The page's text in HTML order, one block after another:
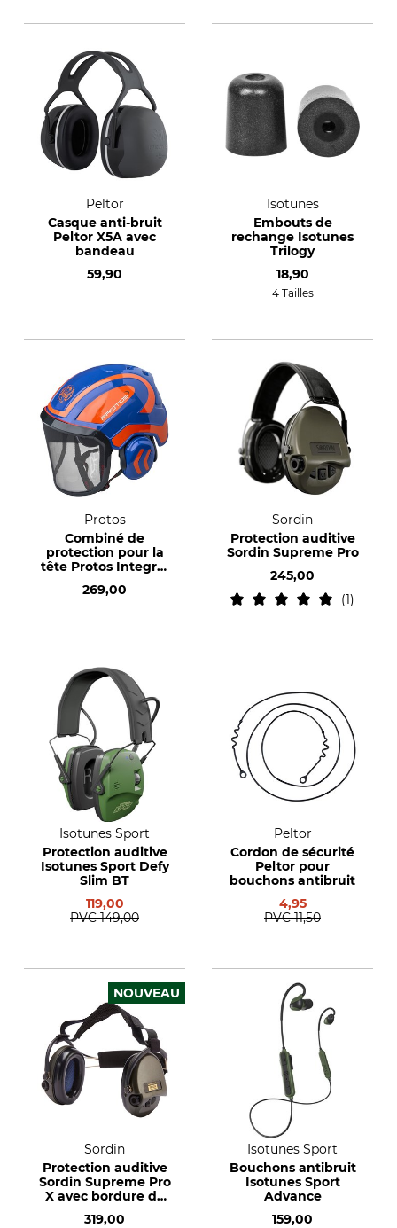
Peltor
Casque anti-bruit
Peltor X5A avec
bandeau
59,90
Isotunes
Embouts de
rechange Isotunes
Trilogy
18,90
4 Tailles
Protos
Combiné de
protection pour la
tête Protos Integral
269,00
Sordin
Protection auditive
Sordin Supreme Pro
245,00
1
Isotunes Sport
Protection auditive
Isotunes Sport Defy
Slim BT
119,00
PVC 149,00
Peltor
Cordon de sécurité
Peltor pour
bouchons antibruit
4,95
PVC 11,50
NOUVEAU
Sordin
Protection auditive
Sordin Supreme Pro
X avec bordure de
319,00
Isotunes Sport
Bouchons antibruit
Isotunes Sport
Advance
159,00